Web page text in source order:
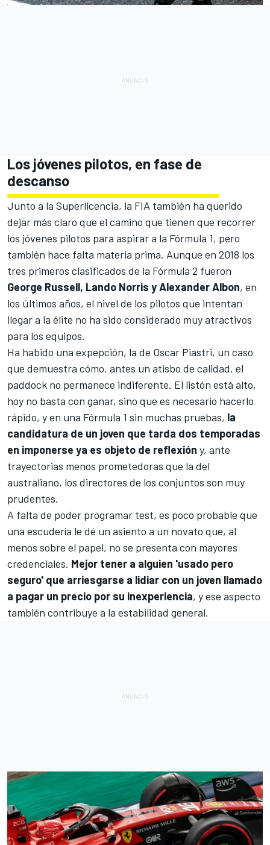
Los jóvenes pilotos, en fase de
descanso
Junto a la Superlicencia, la FIA también ha querido
dejar más claro que el camino que tienen que recorrer
los jóvenes pilotos para aspirar a la Fórmula 1, pero
también hace falta materia prima. Aunque en 2018 los
tres primeros clasificados de la Fórmula 2 fueron
George Russell, Lando Norris y Alexander Albon, en
los últimos años, el nivel de los pilotos que intentan
llegar a la élite no ha sido considerado muy atractivos
para los equipos.
Ha habido una expepción, la de Oscar Piastri, un caso
que demuestra cómo, antes un atisbo de calidad, el
paddock no permanece indiferente. El listón está alto,
hoy no basta con ganar, sino que es necesario hacerlo
rápido, y en una Fórmula 1 sin muchas pruebas, la
candidatura de un joven que tarda dos temporadas
en imponerse ya es objeto de reflexión y, ante
trayectorias menos prometedoras que la del
australiano, los directores de los conjuntos son muy
prudentes.
A falta de poder programar test, es poco probable que
una escudería le dé un asiento a un novato que, al
menos sobre el papel, no se presenta con mayores
credenciales. Mejor tener a alguien 'usado pero
seguro' que arriesgarse a lidiar con un joven llamado
a pagar un precio por su inexperiencia, y ese aspecto
también contribuye a la estabilidad general.